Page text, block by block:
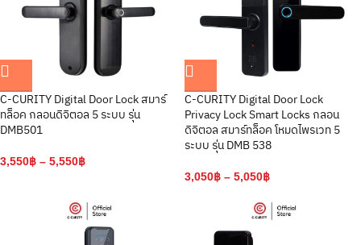
C-CURITY Digital Door Lock สมาร์
ทล็อค กลอนดิจิตอล 5 ระบบ รุ่น
DMB501
3,550฿ – 5,550฿
C-CURITY Digital Door Lock
Privacy Lock Smart Locks กลอน
ดิจิตอล สมาร์ทล็อค โหมดไพรเวท 5
ระบบ รุ่น DMB 538
3,050฿ – 5,050฿